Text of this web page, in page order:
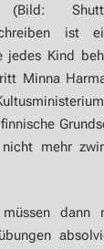
(Bild:
ist
jedes Kind
Minna
nicht mehr
dann